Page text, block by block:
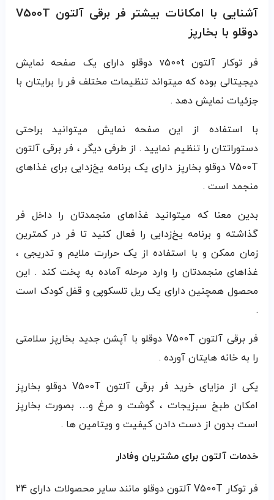
آشنایی با امکانات بیشتر فر برقی آلتون V500T
دوقلو با بخارپز
فر توکار آلتون v500t دوقلو دارای یک صفحه نمایش
دیجیتالی بوده که میتواند تنظیمات مختلف فر را برایتان با
جزئیات نمایش دهد .
با استفاده از این صفحه نمایش میتوانید براحتی
دستوراتتان را تنظیم نمایید . از طرفی دیگر ، فر برقی آلتون
V500T دوقلو بخارپز دارای یک برنامه یخ‌زدایی برای غذاهای
منجمد است .
بدین معنا که میتوانید غذاهای منجمدتان را داخل فر
گذاشته و برنامه یخ‌زدایی را فعال کنید تا فر در کمترین
زمان ممکن و با استفاده از یک حرارت ملایم و تدریجی ،
غذاهای منجمدتان را وارد مرحله آماده به پخت کند . این
محصول همچنین دارای یک ریل تلسکوپی و قفل کودک است
.
فر برقی آلتون V500T دوقلو با آپشن جدید بخارپز سلامتی
را به خانه هایتان آورده .
یکی از مزایای خرید فر برقی آلتون V500T دوقلو بخارپز
امکان طبخ سبزیجات ، گوشت و مرغ و… بصورت بخارپز
است بدون از دست دادن کیفیت و ویتامین ها .
خدمات آلتون برای مشتریان وفادار
فر توکار V500T آلتون دوقلو مانند سایر محصولات دارای 24